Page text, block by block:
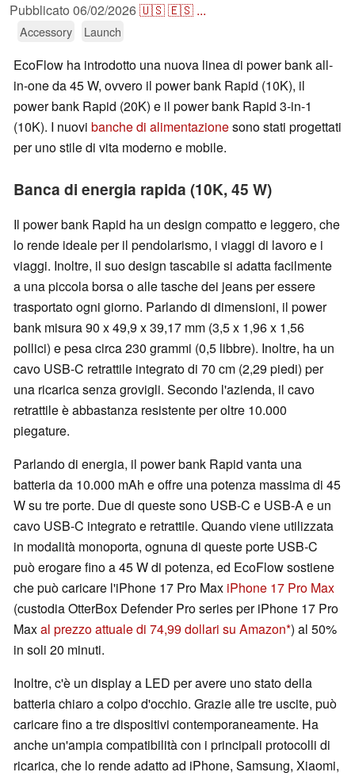
Pubblicato 06/02/2026🇺🇸🇪🇸 ...
Accessory Launch
EcoFlow ha introdotto una nuova linea di power bank all-
in-one da 45 W, ovvero il power bank Rapid (10K), il
power bank Rapid (20K) e il power bank Rapid 3-in-1
(10K). I nuovi banche di alimentazionesono stati progettati
per uno stile di vita moderno e mobile.
Banca di energia rapida (10K, 45 W)
Il power bank Rapid ha un design compatto e leggero, che
lo rende ideale per il pendolarismo, i viaggi di lavoro e i
viaggi. Inoltre, il suo design tascabile si adatta facilmente
a una piccola borsa o alle tasche dei jeans per essere
trasportato ogni giorno. Parlando di dimensioni, il power
bank misura 90 x 49,9 x 39,17 mm (3,5 x 1,96 x 1,56
pollici) e pesa circa 230 grammi (0,5 libbre). Inoltre, ha un
cavo USB-C retrattile integrato di 70 cm (2,29 piedi) per
una ricarica senza grovigli. Secondo l'azienda, il cavo
retrattile è abbastanza resistente per oltre 10.000
piegature.
Parlando di energia, il power bank Rapid vanta una
batteria da 10.000 mAh e offre una potenza massima di 45
W su tre porte. Due di queste sono USB-C e USB-A e un
cavo USB-C integrato e retrattile. Quando viene utilizzata
in modalità monoporta, ognuna di queste porte USB-C
può erogare fino a 45 W di potenza, ed EcoFlow sostiene
che può caricare l'iPhone 17 Pro Max iPhone 17 Pro Max
(custodia OtterBox Defender Pro series per iPhone 17 Pro
Maxal prezzo attuale di 74,99 dollari su Amazon ) al 50%
in soli 20 minuti.
Inoltre, c'è un display a LED per avere uno stato della
batteria chiaro a colpo d'occhio. Grazie alle tre uscite, può
caricare fino a tre dispositivi contemporaneamente. Ha
anche un'ampia compatibilità con i principali protocolli di
ricarica, che lo rende adatto ad iPhone, Samsung, Xiaomi,